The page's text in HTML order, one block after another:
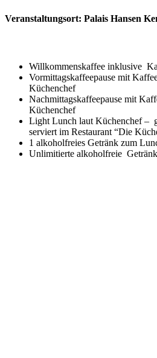
Veranstaltungsort: Palais Hansen
Willkommenskaffee inklusive
Vormittagskaffeepause mit
Küchenchef
Nachmittagskaffeepause mit
Küchenchef
Light Lunch laut Küchenchef –
serviert im Restaurant “Die
1 alkoholfreies Getränk zum
Unlimitierte alkoholfreie